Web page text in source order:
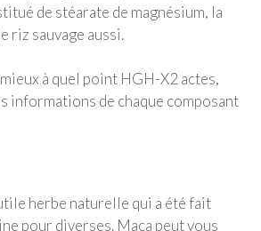
de stéarate de magnésium, la
riz sauvage aussi.
à quel point HGH-X2 actes,
informations de chaque composant
herbe naturelle qui a été fait
pour diverses. Maca peut vous